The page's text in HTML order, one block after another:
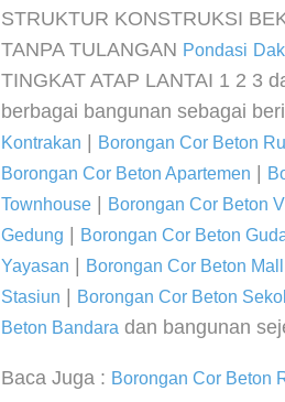
STRUKTUR KONSTRUKSI
TANPA TULANGAN Pondasi Dak
TINGKAT ATAP LANTAI 1 2 3
berbagai bangunan sebagai
Kontrakan
Borongan Cor Beton
Borongan Cor Beton Apartemen
Townhouse
Borongan Cor Beton
Gedung
Borongan Cor Beton
Yayasan
Borongan Cor Beton Mall
Stasiun
Borongan Cor Beton
Beton Bandara dan bangunan
Baca Juga : Borongan Cor Beton